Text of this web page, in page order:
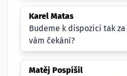
Karel Matas
Budeme k dispozici tak
vám čekání?
Matěj Pospíšil